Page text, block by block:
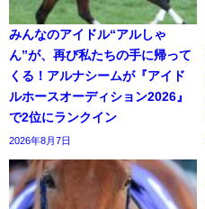
みんなのアイドル“アルしゃ
ん”が、再び私たちの手に帰って
くる！アルナシームが『アイド
ルホースオーディション2026』
で2位にランクイン
2026年8月7日